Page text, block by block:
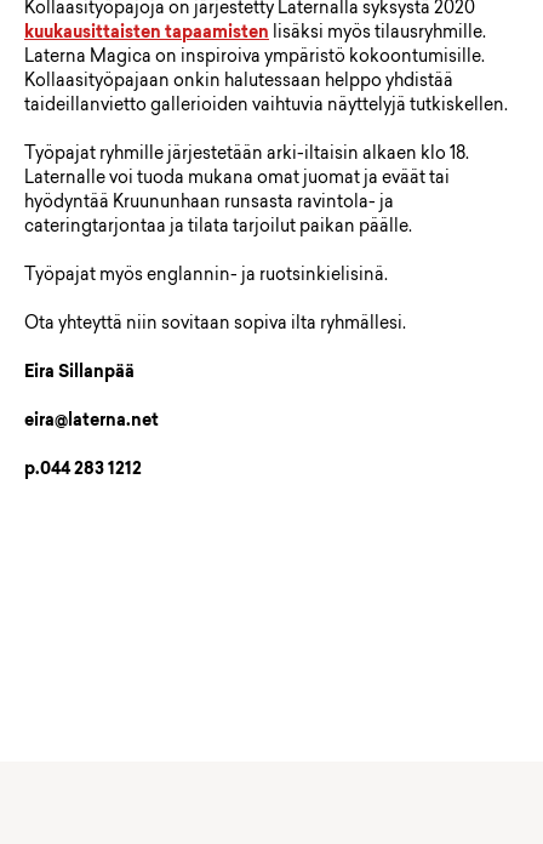
Kollaasityöpajoja on järjestetty Laternalla syksystä 2020
kuukausittaisten tapaamisten lisäksi myös tilausryhmille.
Laterna Magica on inspiroiva ympäristö kokoontumisille.
Kollaasityöpajaan onkin halutessaan helppo yhdistää
taideillanvietto gallerioiden vaihtuvia näyttelyjä tutkiskellen.
Työpajat ryhmille järjestetään arki-iltaisin alkaen klo 18.
Laternalle voi tuoda mukana omat juomat ja eväät tai
hyödyntää Kruununhaan runsasta ravintola- ja
cateringtarjontaa ja tilata tarjoilut paikan päälle.
Työpajat myös englannin- ja ruotsinkielisinä.
Ota yhteyttä niin sovitaan sopiva ilta ryhmällesi.
Eira Sillanpää
eira@laterna.net
p.044 283 1212